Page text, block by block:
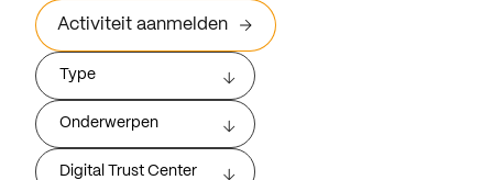
Activiteit aanmelden
Type
Onderwerpen
Digital Trust Center